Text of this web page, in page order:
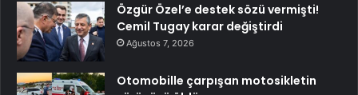
Özgür Özel’e destek sözü vermişti!
Cemil Tugay karar değiştirdi
Ağustos 7, 2026
Otomobille çarpışan motosikletin